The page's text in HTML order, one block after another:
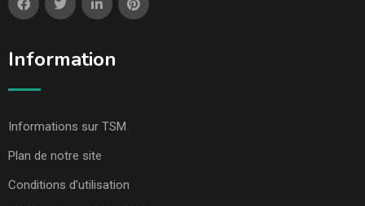
Information
Informations sur TSM
Plan de notre site
Conditions d’utilisation